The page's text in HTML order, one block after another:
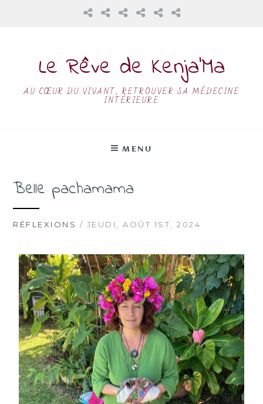
Le Rêve de Kenja’Ma
AU CŒUR DU VIVANT, RETROUVER SA MÉDECINE
INTÉRIEURE
MENU
Belle pachamama
RÉFLEXIONS / JEUDI, AOÛT 1ST, 2024